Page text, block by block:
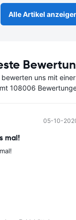
Alle Artikel
bewerten uns mit
108006
05-10-
mal!